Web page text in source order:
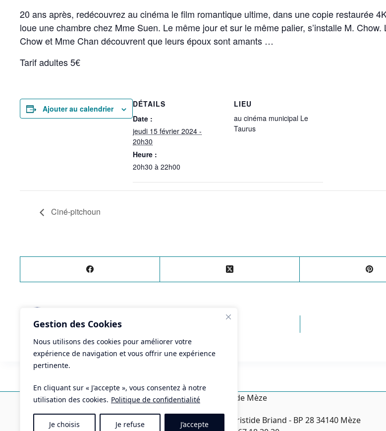
Gestion des Cookies
Nous utilisons des cookies pour améliorer votre
expérience de navigation et vous offrir une expérience
pertinente.
En cliquant sur « J'accepte », vous consentez à notre
utilisation des cookies. Politique de confidentialité
Je choisis Je refuse J’accepte
20 ans après, redécouvrez au cinéma le film romantique ultime, dans une copie restaurée
loue une chambre chez Mme Suen. Le même jour et sur le même palier, s’installe M.
Chow et Mme Chan découvrent que leurs époux sont amants …
Tarif adultes 5€
Ajouter au calendrier
DÉTAILS
Date :
jeudi 15 février 2024 -
20h30
Heure :
20h30 à 22h00
LIEU
au cinéma municipal Le
Taurus
Ciné-pitchoun
ÉVÈNEMENT PRÉCÉDENT
Mairie de Mèze
Place Aristide Briand - BP 28 34140 Mèze